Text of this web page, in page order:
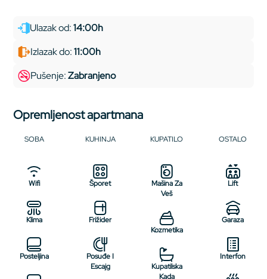
Ulazak od:14:00h
Izlazak do:11:00h
Pušenje:Zabranjeno
Opremljenost apartmana
SOBA
Wifi
Klima
Posteljina
KUHINJA
Šporet
Frižider
Posuđe I
Escajg
KUPATILO
Mašina Za
Veš
Kozmetika
Kupatilska
Kada
OSTALO
Lift
Garaza
Interfon